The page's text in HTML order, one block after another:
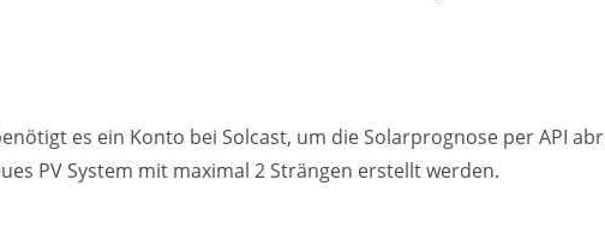
es ein Konto bei Solcast, um die Solarprognose per API
PV System mit maximal 2 Strängen erstellt werden.